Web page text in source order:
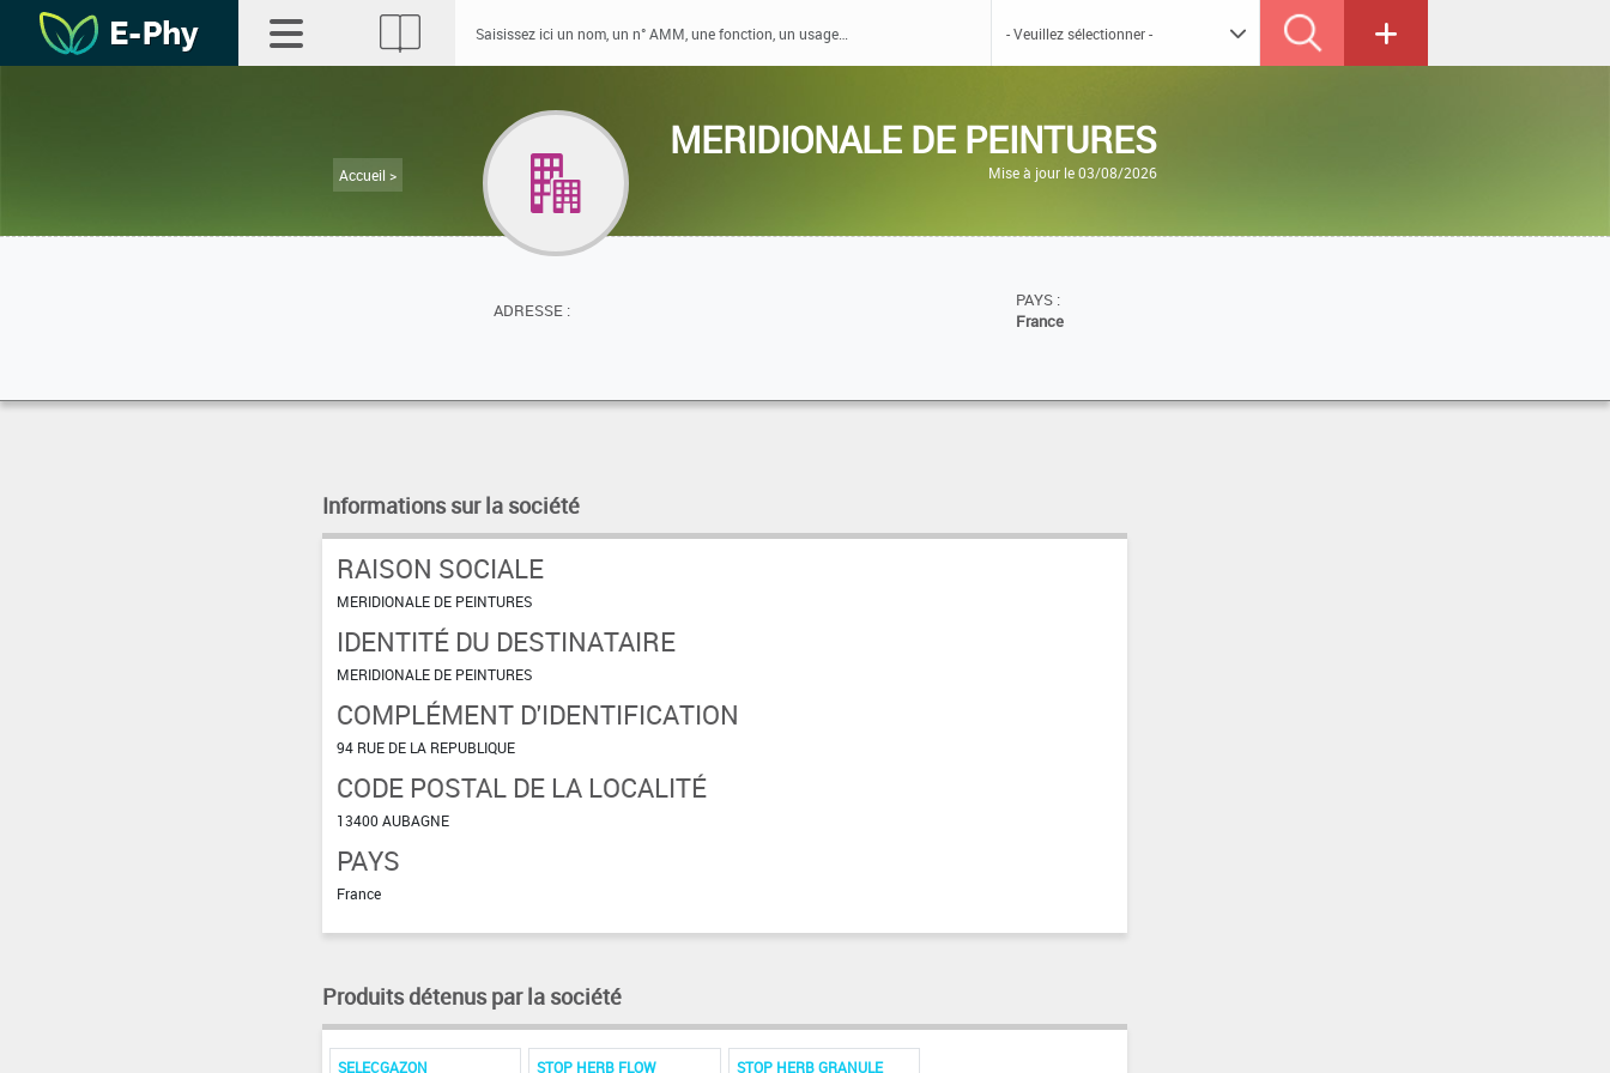
Accueil >
MERIDIONALE DE PEINTURES
Mise à jour le 03/08/2026
ADRESSE :
PAYS :
France
Informations sur la société
RAISON SOCIALE
MERIDIONALE DE PEINTURES
IDENTITÉ DU DESTINATAIRE
MERIDIONALE DE PEINTURES
COMPLÉMENT D'IDENTIFICATION
94 RUE DE LA REPUBLIQUE
CODE POSTAL DE LA LOCALITÉ
13400 AUBAGNE
PAYS
France
Produits détenus par la société
SELECGAZON STOP HERB FLOW STOP HERB GRANULE